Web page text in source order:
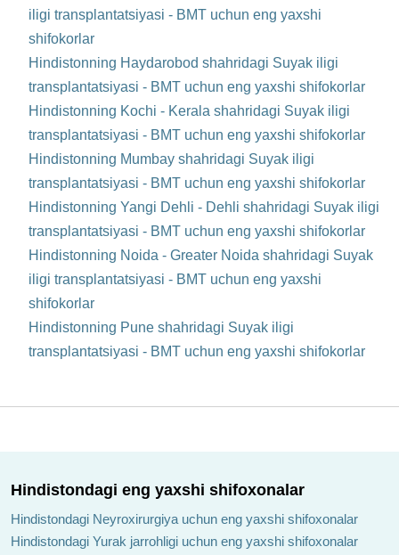
iligi transplantatsiyasi - BMT uchun eng yaxshi
shifokorlar
Hindistonning Haydarobod shahridagi Suyak iligi
transplantatsiyasi - BMT uchun eng yaxshi shifokorlar
Hindistonning Kochi - Kerala shahridagi Suyak iligi
transplantatsiyasi - BMT uchun eng yaxshi shifokorlar
Hindistonning Mumbay shahridagi Suyak iligi
transplantatsiyasi - BMT uchun eng yaxshi shifokorlar
Hindistonning Yangi Dehli - Dehli shahridagi Suyak iligi
transplantatsiyasi - BMT uchun eng yaxshi shifokorlar
Hindistonning Noida - Greater Noida shahridagi Suyak
iligi transplantatsiyasi - BMT uchun eng yaxshi
shifokorlar
Hindistonning Pune shahridagi Suyak iligi
transplantatsiyasi - BMT uchun eng yaxshi shifokorlar
Hindistondagi eng yaxshi shifoxonalar
Hindistondagi Neyroxirurgiya uchun eng yaxshi shifoxonalar
Hindistondagi Yurak jarrohligi uchun eng yaxshi shifoxonalar